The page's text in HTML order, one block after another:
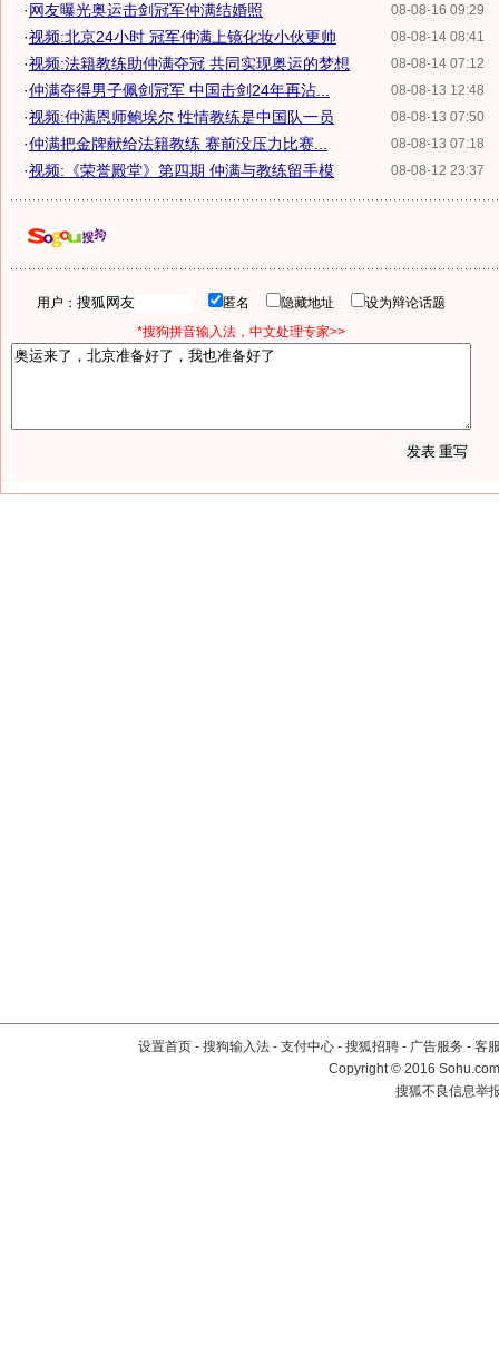
08-08-16 09:29
·网友曝光奥运击剑冠军仲满结婚照
08-08-14 08:41
·视频:北京24小时 冠军仲满上镜化妆小伙更帅
08-08-14 07:12
·视频:法籍教练助仲满夺冠 共同实现奥运的梦想
08-08-13 12:48
·仲满夺得男子佩剑冠军 中国击剑24年再沾...
08-08-13 07:50
·视频:仲满恩师鲍埃尔 性情教练是中国队一员
08-08-13 07:18
·仲满把金牌献给法籍教练 赛前没压力比赛...
08-08-12 23:37
·视频:《荣誉殿堂》第四期 仲满与教练留手模
用户： 匿名 隐藏地址
设为辩论话题
*搜狗拼音输入法，中文处理专家>>
设置首页 - 搜狗输入法 - 支付中心 - 搜狐招聘 - 广告服务 - 客
Copyright©2016
搜狐不良信息举